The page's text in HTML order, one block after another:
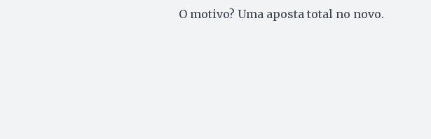
O motivo? Uma aposta total no novo.